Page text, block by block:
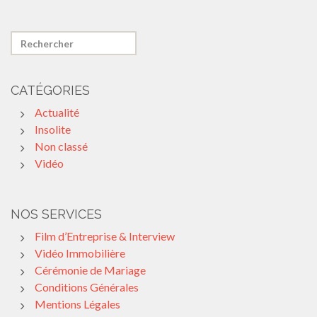
CATÉGORIES
Actualité
Insolite
Non classé
Vidéo
NOS SERVICES
Film d’Entreprise & Interview
Vidéo Immobilière
Cérémonie de Mariage
Conditions Générales
Mentions Légales